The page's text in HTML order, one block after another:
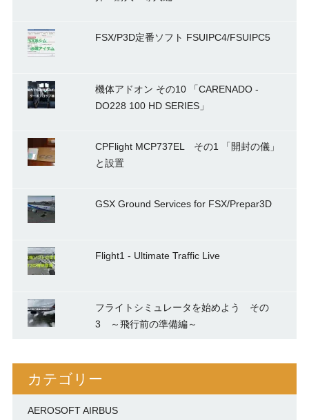
FSX/P3D定番ソフト FSUIPC4/FSUIPC5
機体アドオン その10 「CARENADO -
DO228 100 HD SERIES」
CPFlight MCP737EL その1 「開封の儀」
と設置
GSX Ground Services for FSX/Prepar3D
Flight1 - Ultimate Traffic Live
フライトシミュレータを始めよう その
3 ～飛行前の準備編～
カテゴリー
AEROSOFT AIRBUS